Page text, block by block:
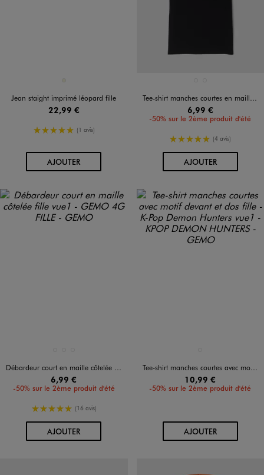
Jean staight imprimé léopard fille
22,99 €
5/5 de moyenne
(1 avis)
AJOUTERAU PANIER
Tee-shirt manches courtes en maille côtelée fille
6,99 €
-50% sur le 2ème produit d'été
5/5 de moyenne
(4 avis)
AJOUTERAU PANIER
Débardeur court en maille côtelée fille
6,99 €
-50% sur le 2ème produit d'été
5/5 de moyenne
(16 avis)
AJOUTERAU PANIER
Tee-shirt manches courtes avec motif devant et dos fille - K-Pop Demon Hunters
10,99 €
-50% sur le 2ème produit d'été
AJOUTERAU PANIER